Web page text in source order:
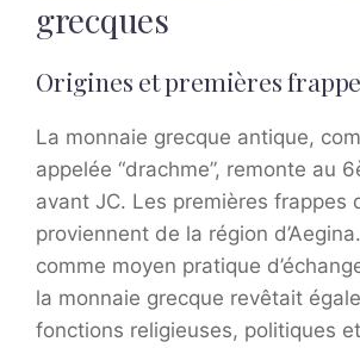
grecques
Origines et premières
La monnaie grecque antique,
appelée “drachme”, remonte au
avant JC. Les premières frappes
proviennent de la région
comme moyen pratique
la monnaie grecque revêtait
fonctions religieuses, politiques